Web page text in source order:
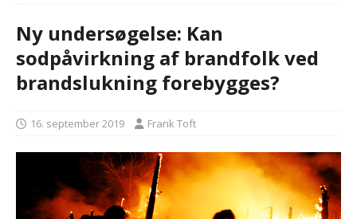
Ny undersøgelse: Kan
sodpåvirkning af brandfolk ved
brandslukning forebygges?
16. september 2019 Frank Toft